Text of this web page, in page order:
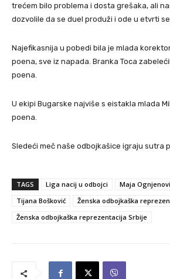
trećem bilo problema i dosta grešaka, ali
dozvolile da se duel produži i ode u etvrti
Najefikasnija u pobedi bila je mlada
poena, sve iz napada. Branka Toca
poena.
U ekipi Bugarske najviše s eistakla mlada
poena.
Sledeći meč naše odbojkašice igraju sutra
TAGS Liga nacij u odbojci Maja
Tijana Bošković
Ženska odbojkaška
Ženska odbojkaška reprezentacija Srbije